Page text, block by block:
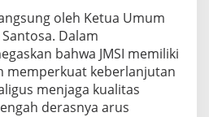
u
a
l
t
a
s
oleh Ketua Umum
Dalam
bahwa JMSI memiliki
memperkuat keberlanjutan
menjaga kualitas
derasnya arus